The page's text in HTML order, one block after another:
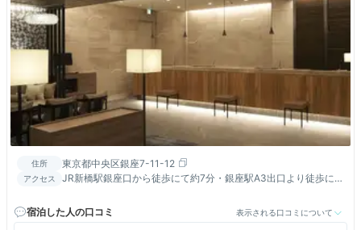
住所 東京都中央区銀座7-11-12
アクセス
JR新橋駅銀座口から徒歩にて約7分・銀座駅A3出口より徒歩にて
宿泊した人の口コミ
表示される口コミについて